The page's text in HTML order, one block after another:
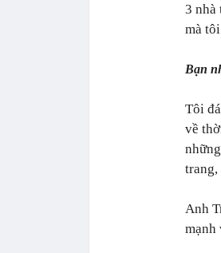
3 nhà
mà
Bạn
Tôi
về
trang,
Anh
mạnh